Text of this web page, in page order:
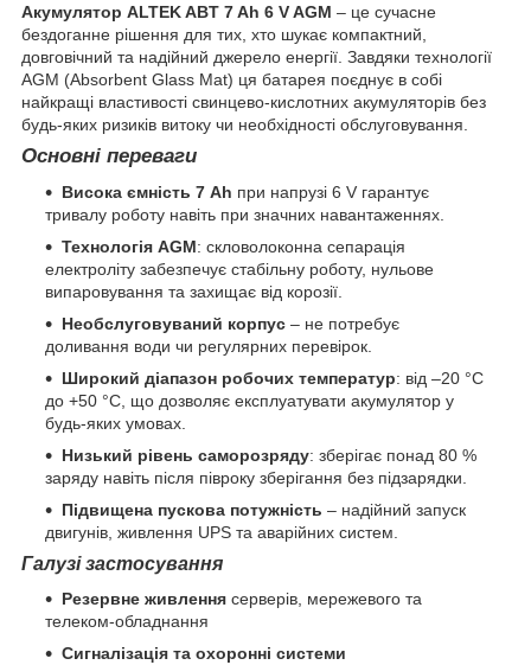
Акумулятор ALTEK ABT 7 Ah 6 V AGM – це сучасне
бездоганне рішення для тих, хто шукає компактний,
довговічний та надійний джерело енергії. Завдяки технології
AGM (Absorbent Glass Mat) ця батарея поєднує в собі
найкращі властивості свинцево-кислотних акумуляторів без
будь-яких ризиків витоку чи необхідності обслуговування.
Основні переваги
Висока ємність 7 Ah при напрузі 6 V гарантує
тривалу роботу навіть при значних навантаженнях.
Технологія AGM: скловолоконна сепарація
електроліту забезпечує стабільну роботу, нульове
випаровування та захищає від корозії.
Необслуговуваний корпус – не потребує
доливання води чи регулярних перевірок.
Широкий діапазон робочих температур: від –20 °C
до +50 °C, що дозволяє експлуатувати акумулятор у
будь-яких умовах.
Низький рівень саморозряду: зберігає понад 80 %
заряду навіть після півроку зберігання без підзарядки.
Підвищена пускова потужність – надійний запуск
двигунів, живлення UPS та аварійних систем.
Галузі застосування
Резервне живлення серверів, мережевого та
телеком-обладнання
Сигналізація та охоронні системи